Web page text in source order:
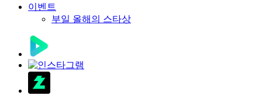
이벤트
부일 올해의 스타상